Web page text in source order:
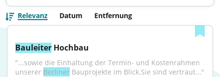
Relevanz Datum Entfernung
Bauleiter Hochbau
"...sowie die Einhaltung der Termin- und Kostenrahmen
unserer Berliner Bauprojekte im Blick.Sie sind vertraut..."